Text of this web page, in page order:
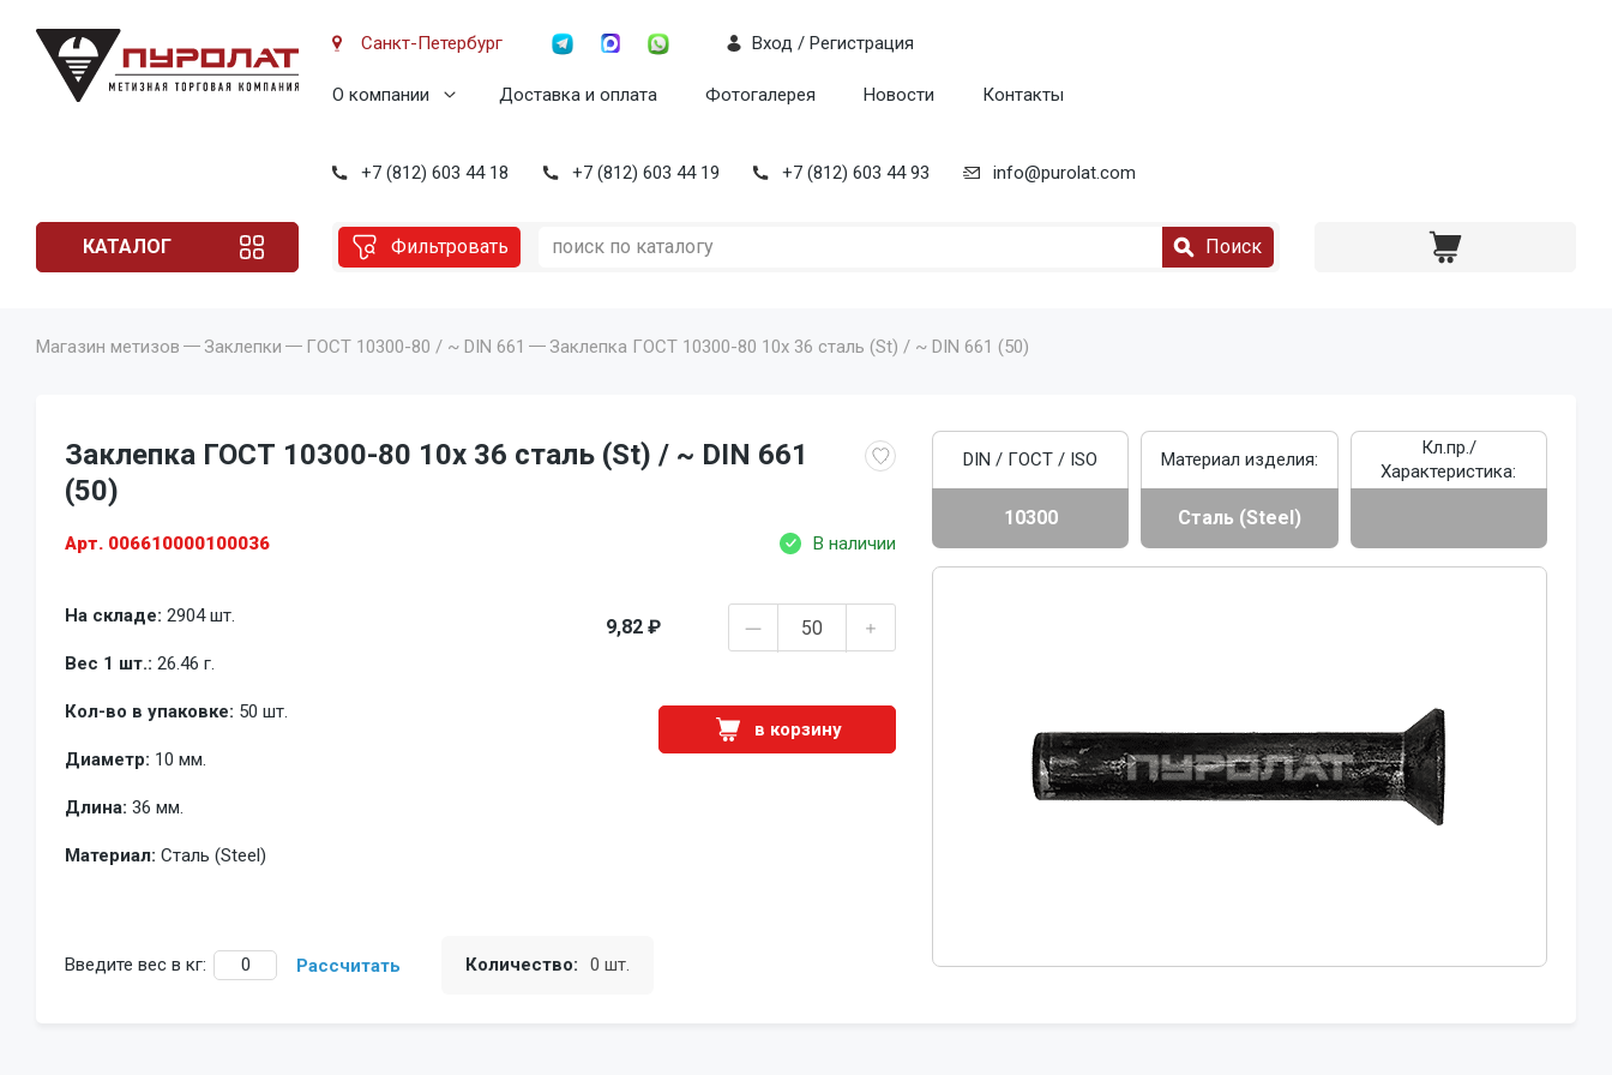
Санкт-Петербург
О компании Доставка и оплата Фотогалерея Новости Контакты
Вход / Регистрация
+7 (812) 603 44 18 +7 (812) 603 44 19 +7 (812) 603 44 93 info@purolat.com
КАТАЛОГ Фильтровать Поиск
Магазин метизов Заклепки ГОСТ 10300-80 / ~ DIN 661 Заклепка ГОСТ 10300-80 10x 36 сталь (St) / ~ DIN 661 (50)
Заклепка ГОСТ 10300-80 10x 36 сталь (St) / ~ DIN 661
(50)
Арт. 006610000100036 В наличии
На складе: 2904 шт.
Вес 1 шт.: 26.46 г.
Кол-во в упаковке: 50 шт.
Диаметр: 10 мм.
Длина: 36 мм.
Материал: Сталь (Steel)
9,82 ₽
в корзину
Введите вес в кг: Рассчитать Количество: 0 шт.
DIN / ГОСТ / ISO
10300
Материал изделия:
Сталь (Steel)
Кл.пр./
Характеристика: